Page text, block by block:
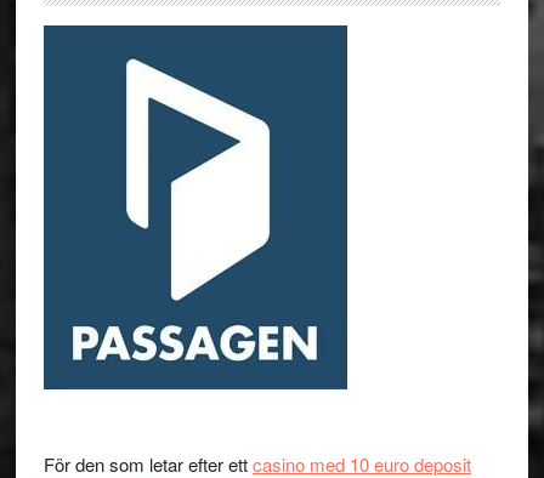
För den som letar efter ettcasino med 10 euro deposit